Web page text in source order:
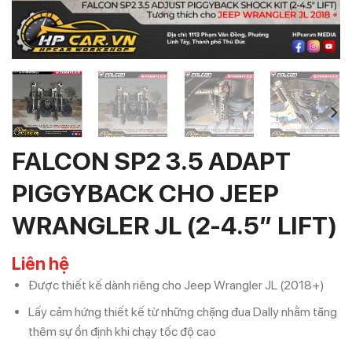
FALCON SP2 3.5 ADAPT
PIGGYBACK CHO JEEP
WRANGLER JL (2-4.5” LIFT)
Liên hệ
Được thiết kế dành riêng cho Jeep Wrangler JL (2018+)
Lấy cảm hứng thiết kế từ những chặng đua Dally nhằm tăng
thêm sự ổn định khi chạy tốc độ cao